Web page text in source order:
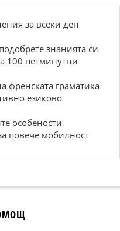
за всеки ден
знанията си
100 петминутни
френската граматика
езиково
особености
повече мобилност